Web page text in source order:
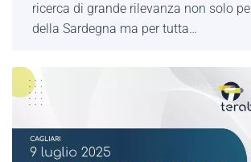
ricerca di grande rilevanza non solo
della Sardegna ma per tutta…